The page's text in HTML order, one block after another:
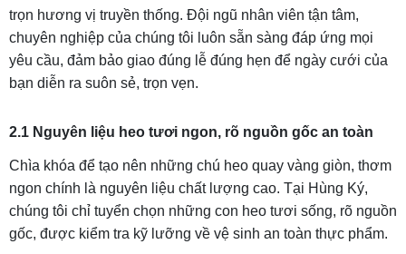
trọn hương vị truyền thống. Đội ngũ nhân viên tận tâm,
chuyên nghiệp của chúng tôi luôn sẵn sàng đáp ứng mọi
yêu cầu, đảm bảo giao đúng lễ đúng hẹn để ngày cưới của
bạn diễn ra suôn sẻ, trọn vẹn.
2.1 Nguyên liệu heo tươi ngon, rõ nguồn gốc an toàn
Chìa khóa để tạo nên những chú heo quay vàng giòn, thơm
ngon chính là nguyên liệu chất lượng cao. Tại Hùng Ký,
chúng tôi chỉ tuyển chọn những con heo tươi sống, rõ nguồn
gốc, được kiểm tra kỹ lưỡng về vệ sinh an toàn thực phẩm.